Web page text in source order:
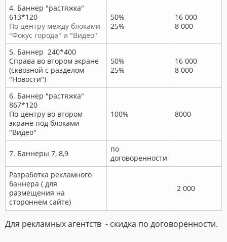
4. Баннер "растяжка"
613*120
По центру между блоками
"Фокус города" и "Видео"
50%
25%
16 000
8 000
5. Баннер 240*400
Справа во втором экране
(сквозной с разделом
"Новости")
50%
25%
16 000
8 000
6. Баннер "растяжка"
867*120
По центру во втором
экране под блоками
"Видео"
100% 8000
7. Баннеры 7, 8,9
по
договоренности
Разработка рекламного
баннера ( для
размещения на
стороннем сайте)
2 000
Для рекламных агентств - скидка по договоренности.